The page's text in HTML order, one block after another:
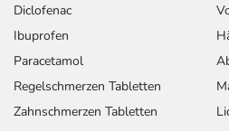
Diclofenac
Ibuprofen
Paracetamol
Regelschmerzen Tabletten
Zahnschmerzen Tabletten